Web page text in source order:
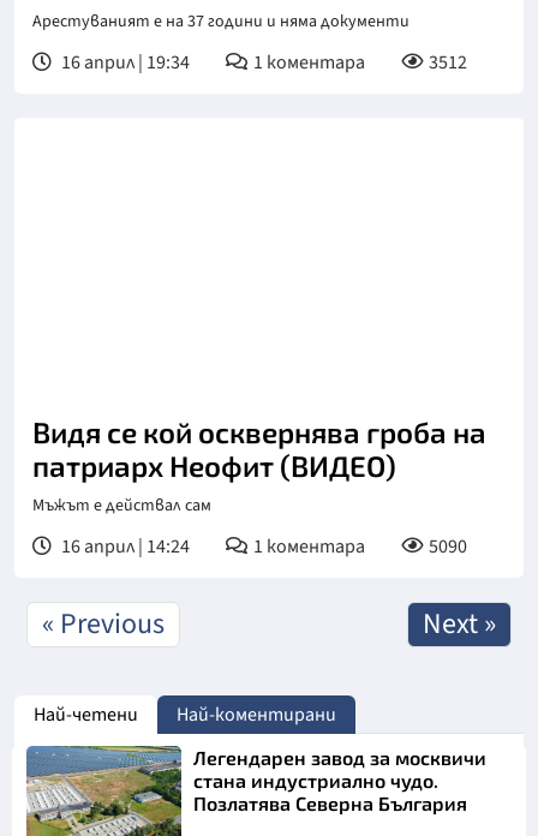
Арестуваният е на 37 години и няма документи
16 април | 19:34 1 коментара 3512
Видя се кой осквернява гроба на
патриарх Неофит (ВИДЕО)
Мъжът е действал сам
16 април | 14:24 1 коментара 5090
« Previous Next »
Най-четени Най-коментирани
Легендарен завод за москвичи
стана индустриално чудо.
Позлатява Северна България